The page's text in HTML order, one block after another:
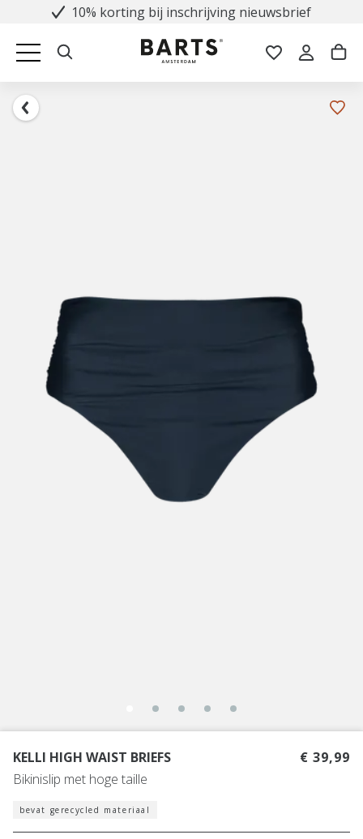
10% korting bij inschrijving nieuwsbrief
KELLI HIGH WAIST BRIEFS
Bikinislip met hoge taille
€ 39,99
bevat gerecycled materiaal